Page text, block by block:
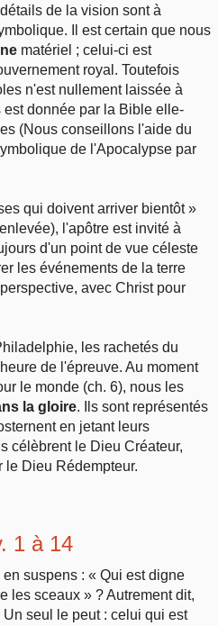
de la vision sont à
Il est certain que nous
matériel ; celui-ci est
royal. Toutefois
n'est nullement laissée à
donnée par la Bible elle-
(Nous conseillons l'aide du
de l'Apocalypse par
qui doivent arriver bientôt »
l'apôtre est invité à
d'un point de vue céleste
les événements de la terre
avec Christ pour
les rachetés du
de l'épreuve. Au moment
le monde (ch. 6), nous les
la gloire. Ils sont représentés
en jetant leurs
célèbrent le Dieu Créateur,
le Dieu Rédempteur.
1 à 14
suspens : « Qui est digne
les sceaux » ? Autrement dit,
Un seul le peut : celui qui est